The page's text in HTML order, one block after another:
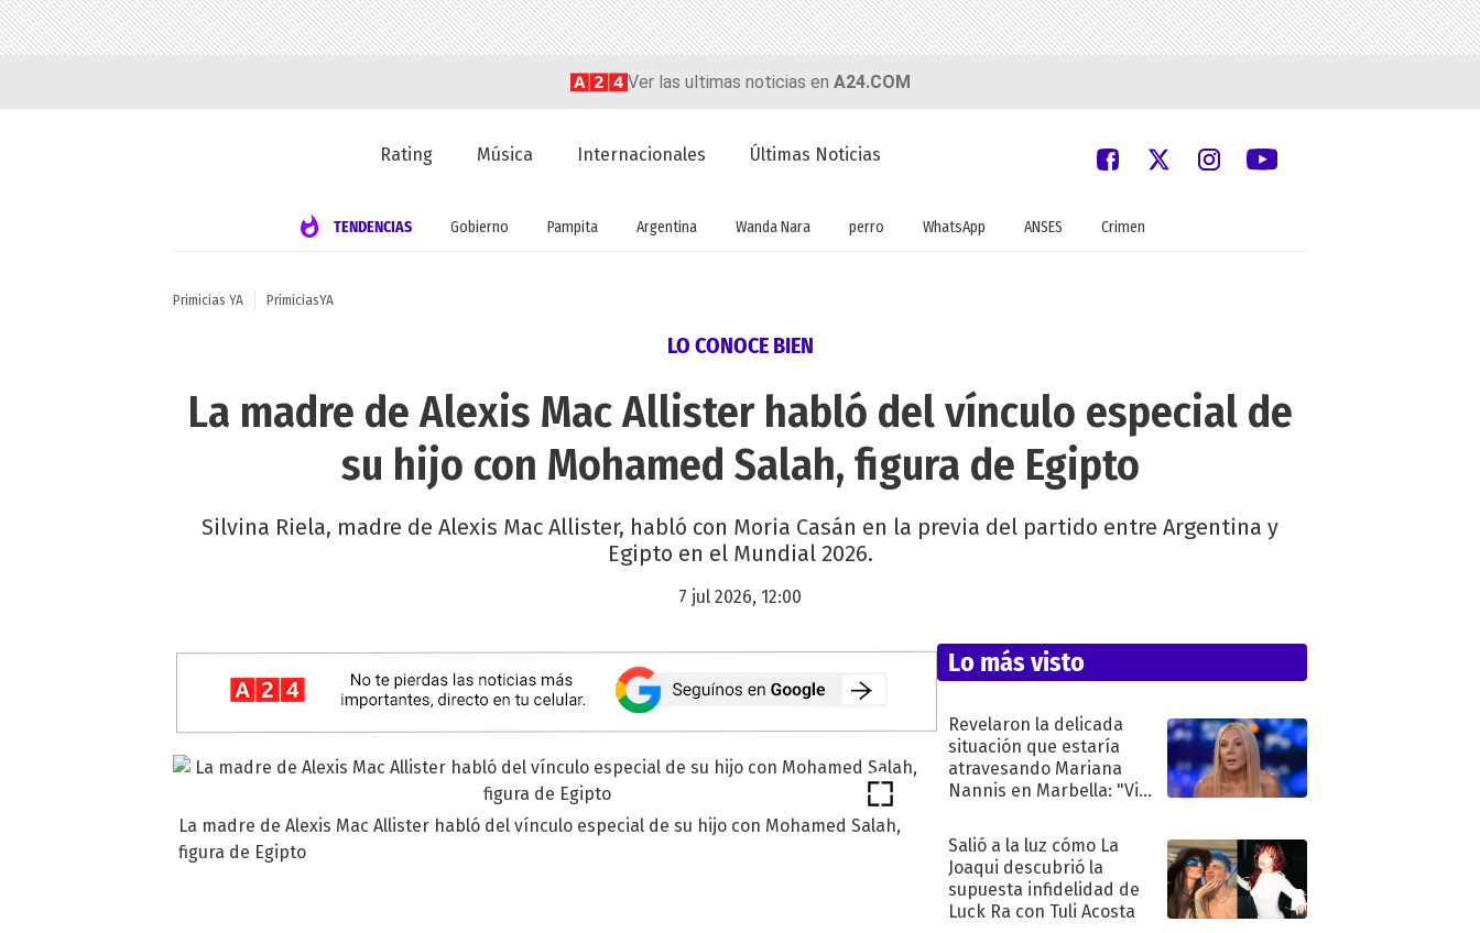
Ver las ultimas noticias en A24.COM
Rating Música Internacionales Últimas Noticias
TENDENCIAS Gobierno Pampita Argentina Wanda Nara perro WhatsApp ANSES Crimen
Primicias YA PrimiciasYA
LO CONOCE BIEN
La madre de Alexis Mac Allister habló del vínculo especial de
su hijo con Mohamed Salah, figura de Egipto
Silvina Riela, madre de Alexis Mac Allister, habló con Moria Casán en la previa del partido entre Argentina y
Egipto en el Mundial 2026.
7 jul 2026, 12:00
La madre de Alexis Mac Allister habló del vínculo especial de su hijo con Mohamed Salah,
figura de Egipto
Lo más visto
Revelaron la delicada
situación que estaría
atravesando Mariana
Nannis en Marbella: "Vive
Salió a la luz cómo La
Joaqui descubrió la
supuesta infidelidad de
Luck Ra con Tuli Acosta